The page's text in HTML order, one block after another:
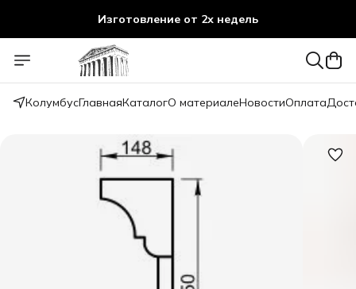
Изготовление от 2х недель
КолумбусГлавнаяКаталогО материалеНовостиОплата